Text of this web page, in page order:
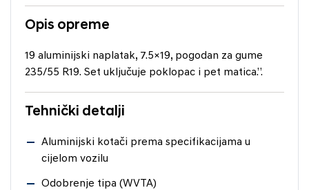
Opis opreme
19 aluminijski naplatak, 7.5×19, pogodan za gume
235/55 R19. Set uključuje poklopac i pet matica.”.
Tehnički detalji
Aluminijski kotači prema specifikacijama u
cijelom vozilu
Odobrenje tipa (WVTA)